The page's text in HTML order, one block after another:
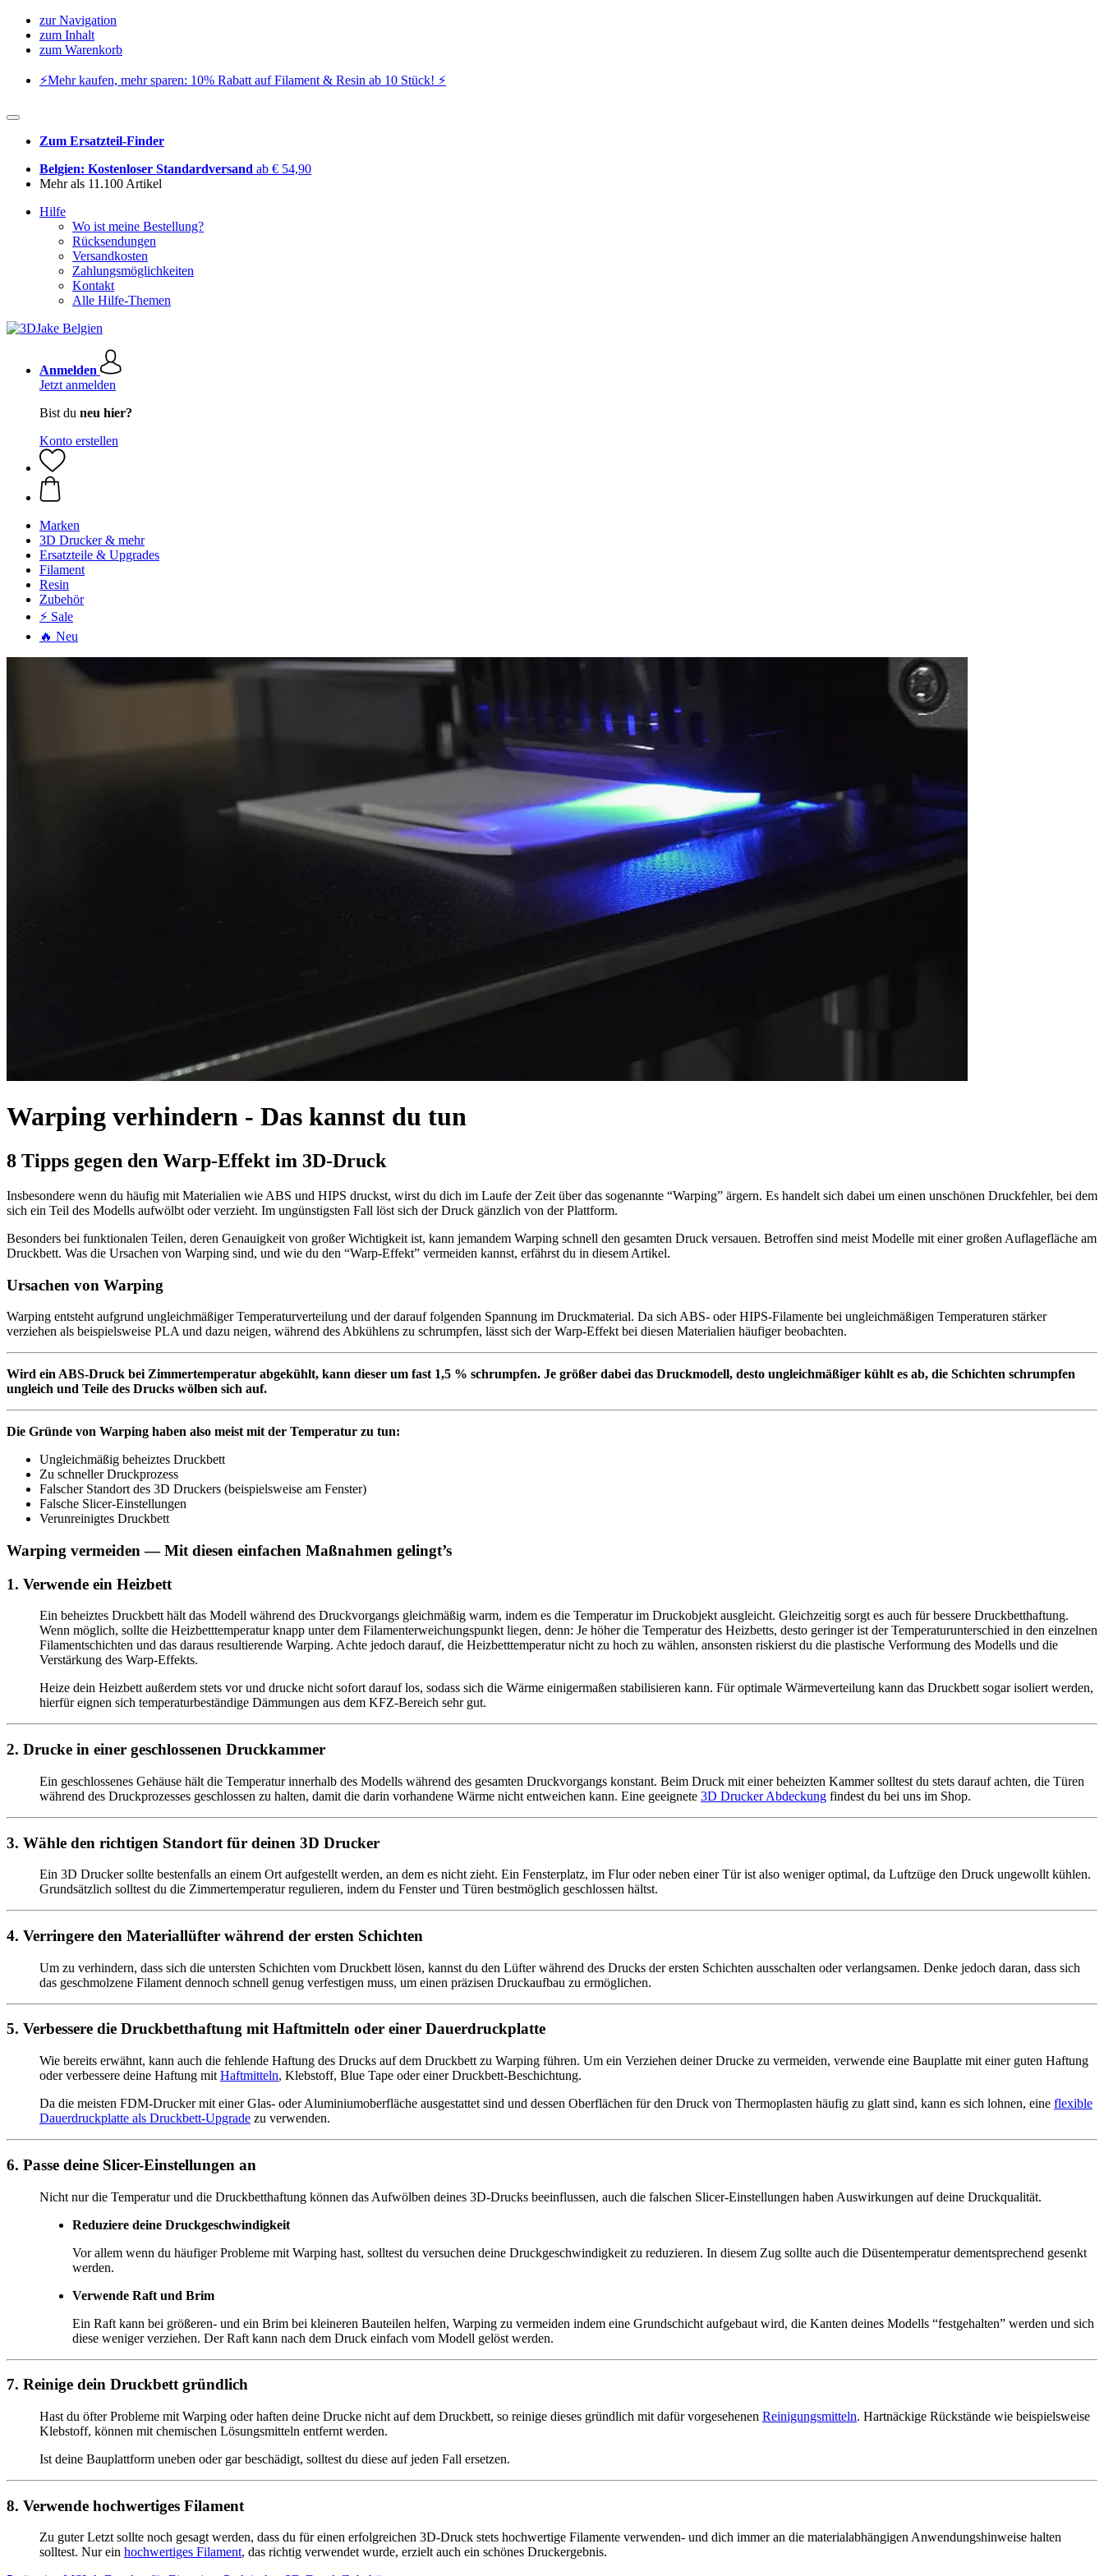
zur Navigation
zum Inhalt
zum Warenkorb
⚡️Mehr kaufen, mehr sparen: 10% Rabatt auf Filament & Resin ab 10 Stück! ⚡️
Zum Ersatzteil-Finder
Belgien: Kostenloser Standardversand ab € 54,90
Mehr als 11.100 Artikel
Hilfe
Wo ist meine Bestellung?
Rücksendungen
Versandkosten
Zahlungsmöglichkeiten
Kontakt
Alle Hilfe-Themen
Anmelden
Jetzt anmelden
Bist du neu hier?
Konto erstellen
Marken
3D Drucker & mehr
Ersatzteile & Upgrades
Filament
Resin
Zubehör
⚡ Sale
🔥 Neu
Warping verhindern - Das kannst du tun
8 Tipps gegen den Warp-Effekt im 3D-Druck
Insbesondere wenn du häufig mit Materialien wie ABS und HIPS druckst, wirst du dich im Laufe der Zeit über das sogenannte “Warping” ärgern. Es handelt sich dabei um einen unschönen Druckfehler, bei dem
sich ein Teil des Modells aufwölbt oder verzieht. Im ungünstigsten Fall löst sich der Druck gänzlich von der Plattform.
Besonders bei funktionalen Teilen, deren Genauigkeit von großer Wichtigkeit ist, kann jemandem Warping schnell den gesamten Druck versauen. Betroffen sind meist Modelle mit einer großen Auflagefläche am
Druckbett. Was die Ursachen von Warping sind, und wie du den “Warp-Effekt” vermeiden kannst, erfährst du in diesem Artikel.
Ursachen von Warping
Warping entsteht aufgrund ungleichmäßiger Temperaturverteilung und der darauf folgenden Spannung im Druckmaterial. Da sich ABS- oder HIPS-Filamente bei ungleichmäßigen Temperaturen stärker
verziehen als beispielsweise PLA und dazu neigen, während des Abkühlens zu schrumpfen, lässt sich der Warp-Effekt bei diesen Materialien häufiger beobachten.
Wird ein ABS-Druck bei Zimmertemperatur abgekühlt, kann dieser um fast 1,5 % schrumpfen. Je größer dabei das Druckmodell, desto ungleichmäßiger kühlt es ab, die Schichten schrumpfen
ungleich und Teile des Drucks wölben sich auf.
Die Gründe von Warping haben also meist mit der Temperatur zu tun:
Ungleichmäßig beheiztes Druckbett
Zu schneller Druckprozess
Falscher Standort des 3D Druckers (beispielsweise am Fenster)
Falsche Slicer-Einstellungen
Verunreinigtes Druckbett
Warping vermeiden — Mit diesen einfachen Maßnahmen gelingt’s
1. Verwende ein Heizbett
Ein beheiztes Druckbett hält das Modell während des Druckvorgangs gleichmäßig warm, indem es die Temperatur im Druckobjekt ausgleicht. Gleichzeitig sorgt es auch für bessere Druckbetthaftung.
Wenn möglich, sollte die Heizbetttemperatur knapp unter dem Filamenterweichungspunkt liegen, denn: Je höher die Temperatur des Heizbetts, desto geringer ist der Temperaturunterschied in den einzelnen
Filamentschichten und das daraus resultierende Warping. Achte jedoch darauf, die Heizbetttemperatur nicht zu hoch zu wählen, ansonsten riskierst du die plastische Verformung des Modells und die
Verstärkung des Warp-Effekts.
Heize dein Heizbett außerdem stets vor und drucke nicht sofort darauf los, sodass sich die Wärme einigermaßen stabilisieren kann. Für optimale Wärmeverteilung kann das Druckbett sogar isoliert werden,
hierfür eignen sich temperaturbeständige Dämmungen aus dem KFZ-Bereich sehr gut.
2. Drucke in einer geschlossenen Druckkammer
Ein geschlossenes Gehäuse hält die Temperatur innerhalb des Modells während des gesamten Druckvorgangs konstant. Beim Druck mit einer beheizten Kammer solltest du stets darauf achten, die Türen
während des Druckprozesses geschlossen zu halten, damit die darin vorhandene Wärme nicht entweichen kann. Eine geeignete 3D Drucker Abdeckung findest du bei uns im Shop.
3. Wähle den richtigen Standort für deinen 3D Drucker
Ein 3D Drucker sollte bestenfalls an einem Ort aufgestellt werden, an dem es nicht zieht. Ein Fensterplatz, im Flur oder neben einer Tür ist also weniger optimal, da Luftzüge den Druck ungewollt kühlen.
Grundsätzlich solltest du die Zimmertemperatur regulieren, indem du Fenster und Türen bestmöglich geschlossen hältst.
4. Verringere den Materiallüfter während der ersten Schichten
Um zu verhindern, dass sich die untersten Schichten vom Druckbett lösen, kannst du den Lüfter während des Drucks der ersten Schichten ausschalten oder verlangsamen. Denke jedoch daran, dass sich
das geschmolzene Filament dennoch schnell genug verfestigen muss, um einen präzisen Druckaufbau zu ermöglichen.
5. Verbessere die Druckbetthaftung mit Haftmitteln oder einer Dauerdruckplatte
Wie bereits erwähnt, kann auch die fehlende Haftung des Drucks auf dem Druckbett zu Warping führen. Um ein Verziehen deiner Drucke zu vermeiden, verwende eine Bauplatte mit einer guten Haftung
oder verbessere deine Haftung mit Haftmitteln, Klebstoff, Blue Tape oder einer Druckbett-Beschichtung.
Da die meisten FDM-Drucker mit einer Glas- oder Aluminiumoberfläche ausgestattet sind und dessen Oberflächen für den Druck von Thermoplasten häufig zu glatt sind, kann es sich lohnen, eine flexible
Dauerdruckplatte als Druckbett-Upgrade zu verwenden.
6. Passe deine Slicer-Einstellungen an
Nicht nur die Temperatur und die Druckbetthaftung können das Aufwölben deines 3D-Drucks beeinflussen, auch die falschen Slicer-Einstellungen haben Auswirkungen auf deine Druckqualität.
Reduziere deine Druckgeschwindigkeit
Vor allem wenn du häufiger Probleme mit Warping hast, solltest du versuchen deine Druckgeschwindigkeit zu reduzieren. In diesem Zug sollte auch die Düsentemperatur dementsprechend gesenkt
werden.
Verwende Raft und Brim
Ein Raft kann bei größeren- und ein Brim bei kleineren Bauteilen helfen, Warping zu vermeiden indem eine Grundschicht aufgebaut wird, die Kanten deines Modells “festgehalten” werden und sich
diese weniger verziehen. Der Raft kann nach dem Druck einfach vom Modell gelöst werden.
7. Reinige dein Druckbett gründlich
Hast du öfter Probleme mit Warping oder haften deine Drucke nicht auf dem Druckbett, so reinige dieses gründlich mit dafür vorgesehenen Reinigungsmitteln. Hartnäckige Rückstände wie beispielsweise
Klebstoff, können mit chemischen Lösungsmitteln entfernt werden.
Ist deine Bauplattform uneben oder gar beschädigt, solltest du diese auf jeden Fall ersetzen.
8. Verwende hochwertiges Filament
Zu guter Letzt sollte noch gesagt werden, dass du für einen erfolgreichen 3D-Druck stets hochwertige Filamente verwenden- und dich immer an die materialabhängigen Anwendungshinweise halten
solltest. Nur ein hochwertiges Filament, das richtig verwendet wurde, erzielt auch ein schönes Druckergebnis.